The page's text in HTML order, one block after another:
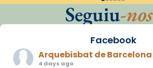
Seguiu-nos
Facebook
Arquebisbat de Barcelona
4 days ago